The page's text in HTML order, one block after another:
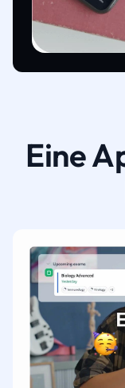
Eine